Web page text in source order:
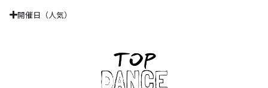
開催日（人気）